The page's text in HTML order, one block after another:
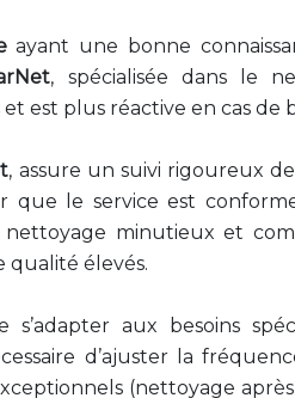
ayant une bonne
, spécialisée dans le
est plus réactive en cas de
, assure un suivi rigoureux
que le service est
minutieux et
qualité élevés.
aux besoins
d’ajuster la
(nettoyage